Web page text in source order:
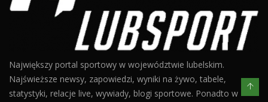
Największy portal sportowy w województwie lubelskim.
Najświeższe newsy, zapowiedzi, wyniki na żywo, tabele,
statystyki, relacje live, wywiady, blogi sportowe. Ponadto w